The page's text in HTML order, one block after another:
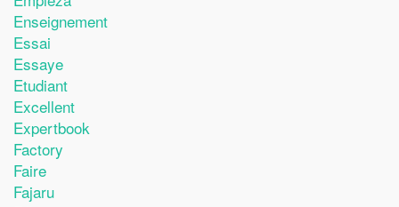
Enseignement
Essai
Essaye
Etudiant
Excellent
Expertbook
Factory
Faire
Fajaru